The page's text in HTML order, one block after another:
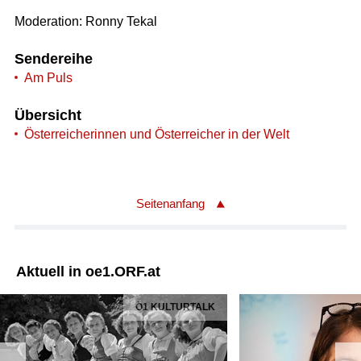
Moderation: Ronny Tekal
Sendereihe
Am Puls
Übersicht
Österreicherinnen und Österreicher in der Welt
Seitenanfang
Aktuell in oe1.ORF.at
Ö1 KULTURTALK